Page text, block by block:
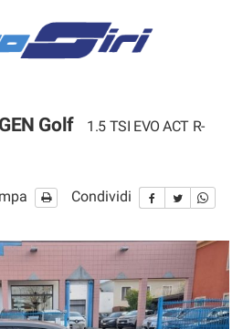
Golf
1.5 TSI EVO ACT R-
Condividi